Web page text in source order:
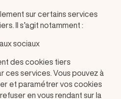
sur certains services
Il s’agit notamment :
sociaux
des cookies tiers
services. Vous pouvez à
et paramétrer vos cookies
en vous rendant sur la